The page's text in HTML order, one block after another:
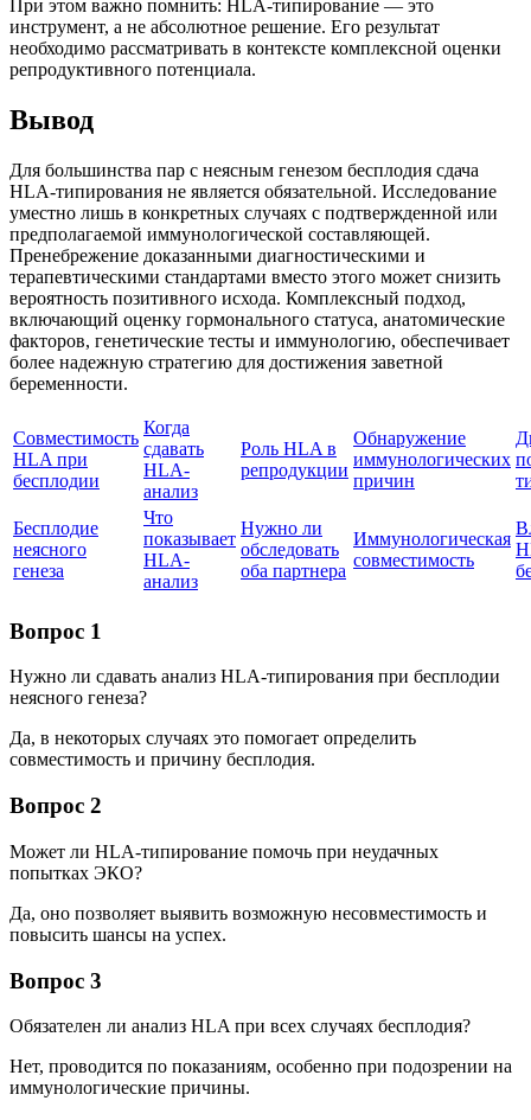
При этом важно помнить: HLA-типирование — это
инструмент, а не абсолютное решение. Его результат
необходимо рассматривать в контексте комплексной оценки
репродуктивного потенциала.
Вывод
Для большинства пар с неясным генезом бесплодия сдача
HLA-типирования не является обязательной. Исследование
уместно лишь в конкретных случаях с подтвержденной или
предполагаемой иммунологической составляющей.
Пренебрежение доказанными диагностическими и
терапевтическими стандартами вместо этого может снизить
вероятность позитивного исхода. Комплексный подход,
включающий оценку гормонального статуса, анатомические
факторов, генетические тесты и иммунологию, обеспечивает
более надежную стратегию для достижения заветной
беременности.
Совместимость
HLA при
бесплодии
Когда
сдавать
HLA-
анализ
Роль HLA в
репродукции
Обнаружение
иммунологических
причин
Бесплодие
неясного
генеза
Что
показывает
HLA-
анализ
Нужно ли
обследовать
оба партнера
Иммунологическая
совместимость
Вопрос 1
Нужно ли сдавать анализ HLA-типирования при бесплодии
неясного генеза?
Да, в некоторых случаях это помогает определить
совместимость и причину бесплодия.
Вопрос 2
Может ли HLA-типирование помочь при неудачных
попытках ЭКО?
Да, оно позволяет выявить возможную несовместимость и
повысить шансы на успех.
Вопрос 3
Обязателен ли анализ HLA при всех случаях бесплодия?
Нет, проводится по показаниям, особенно при подозрении на
иммунологические причины.